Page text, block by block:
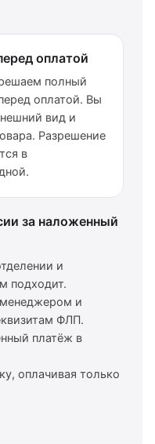
оплатой
полный
оплатой. Вы
вид и
Разрешение
в
за наложенный
и
подходит.
и
ФЛП.
платёж в
оплачивая только